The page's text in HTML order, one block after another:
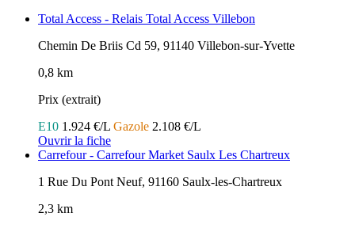
Total Access - Relais Total Access Villebon
Chemin De Briis Cd 59, 91140 Villebon-sur-Yvette
0,8 km
Prix (extrait)
E10 1.924 €/L Gazole 2.108 €/L
Ouvrir la fiche
Carrefour - Carrefour Market Saulx Les Chartreux
1 Rue Du Pont Neuf, 91160 Saulx-les-Chartreux
2,3 km